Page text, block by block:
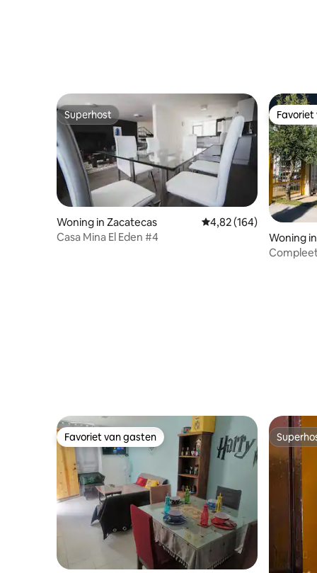
Superhost
Superhost
Woning in Zacatecas Gemiddelde
4,82 (164)
Casa Mina El Eden #4
Woning
Favoriet van gasten
Favoriet van gasten